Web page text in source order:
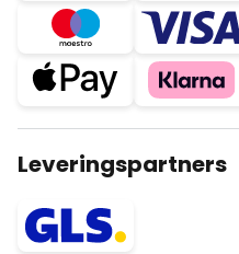
Leveringspartners